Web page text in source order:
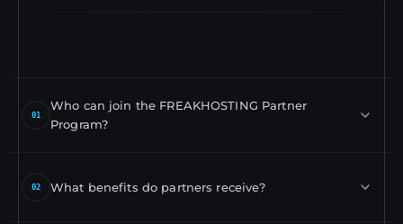
01
Who can join the FREAKHOSTING Partner
Program?
02 What benefits do partners receive?